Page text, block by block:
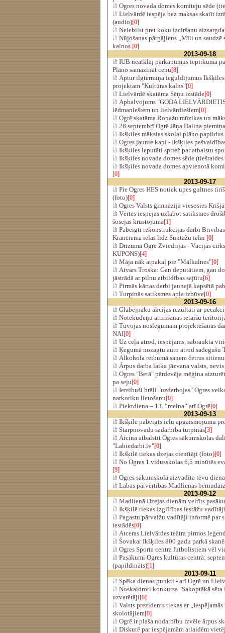
Ogres novada domes komiteju sēde
Lielvārdē iespēja bez maksas skatīt
(audio)[0]
Neiebilst pret koku izciršanu
Nūjošanas pārgājiens „Mīli un saudzē
kalnos [0]
2013-09-18
IUB neatklāj pārkāpumus iepirkumā
Plāno samazināt cenu[8]
Aptur ilgtermiņa ieguldījumus Ikšķiles
projektam "Kultūras kalns"[0]
Lielvārdē skatāma Sēņu izstāde[0]
Apbalvojums "GODA
lēdmaniešiem un lielvārdiešiem[0]
Ogrē skatāma Ropažu mūzikas un
28.septembrī Ogrē Jāņa Daliņa
Ikšķiles mākslas skolai plāno
Ogres jaunie kapi - Ikšķiles
Ikšķiles leputāti spriež par atbalstu
Ikšķiles novada domes sēde
Ikšķiles novada domes apvienotā
[0]
2013-09-17
Pie Ogres HES notiek upes gultnes
(foto)[0]
Ogres Valsts ģimnāzijā viesosies
Vērtēs iespējas uzlabot satiksmes
šosejas krustojumā[1]
Pabeigti rekonstrukcijas darbi
Kranciema ielas līdz Suntažu ielai [0]
Drīzumā Ogrē Zviedrijas - Vācijas
KUPONS)[4]
Māja nāk atpakaļ pie "Mālkalnes"[0]
Aivars Troska: Gan deputātiem, gan
jāstrādā ar pilnu atbildības sajūtu[6]
Pirmās kārtas darbi jaunajā kapsētā
Turpinās satiksmes apļa izbūve[0]
2013-09-16
Glābējpaku akcijas rezultāti ar
Notekūdeņu attīrīšanas ietaišu
Tuvojas noslēgumam projektēšanas
NAI[0]
Uz ceļa atrod, iespējams, sabraukta
Ķegumā nozagtu auto atrod sadegušu
Alkohola reibumā saņem četrus
Ārpus darba laika jāzvana valsts,
Ogres "Betā" pārdevēja mēģina
pa seju[0]
Iereibuši brāļi "uzdarbojas" Ogres
narkotiku lietošanu[0]
Piektdiena – 13. “melna” arī Ogrē[0]
2013-09-13
Ikšķilē pabeigts ielu apgaismojumu
Starpnovadu sadarbība turpinās[3]
Aicina atbalstīt Ogres sākumskolas
"Labiedarbi.lv"[0]
Ikšķilē tiekas dzejas cienītāji (foto)[0]
No Ogres 1.vidusskolas 6,5 minūtēs
[9]
Ogres sākumskolā aizvadīta tēvu diena
Labas pārvērtības Madlienas
2013-09-12
Madlienā Dzejas dienām veltīts
Ikšķilē tiekas Izglītības iestāžu vadītāji
Pagastu pārvalžu vadītāji informē par
iestādēs[0]
Atceras Lielvārdes teātra pirmos
Šovakar Ikšķiles 800 gadu parkā
Ogres Sporta centra futbolistiem vēl
Pasākumi Ogres kultūras centrā:
(papildināts)[1]
2013-09-11
Spēka dienas punkti - arī Ogrē un
Noskaidroti konkursa "Sakoptākā
uzvarētāji[0]
Valsts prezidents tiekas ar
skolotājiem[0]
Ogrē ir plaša nodarbību izvēle ārpus
Diskutē par iespējamām atlaidēm